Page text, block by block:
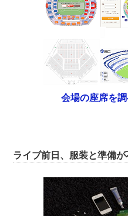
会場の座席を
ライブ前日、服装と準備